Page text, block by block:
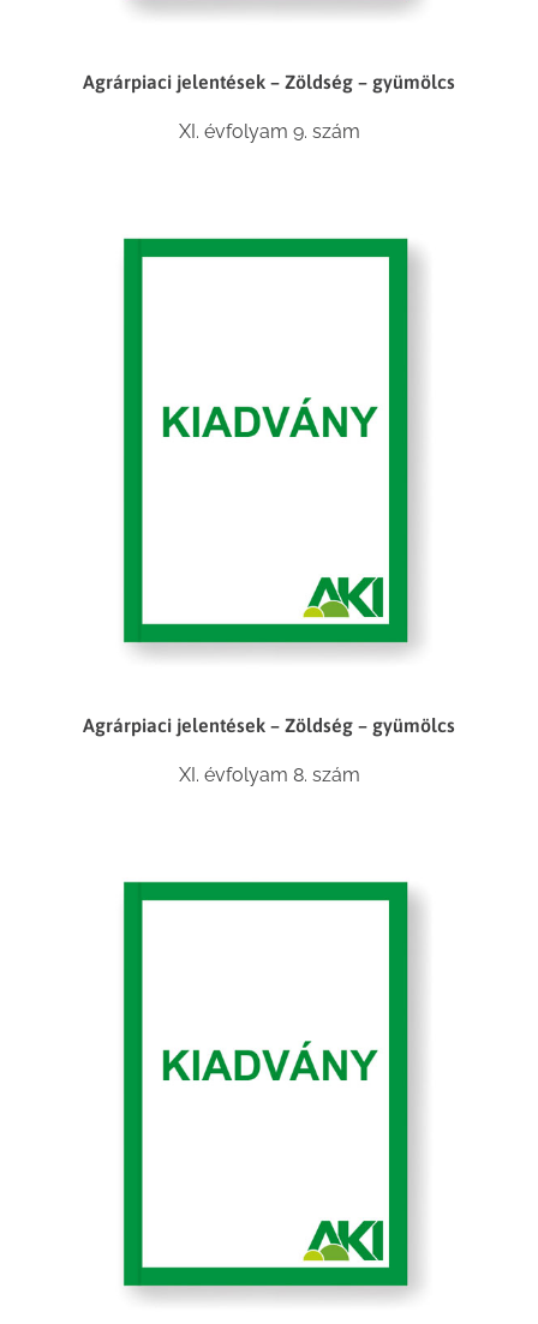
Agrárpiaci jelentések – Zöldség – gyümölcs
XI. évfolyam 9. szám
Agrárpiaci jelentések – Zöldség – gyümölcs
XI. évfolyam 8. szám